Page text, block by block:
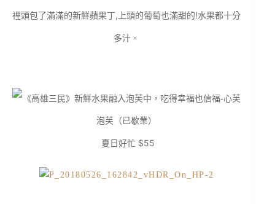
裡頭包了滿滿的新鮮蘋果丁,上頭的葡萄也滿甜的!水果都十分
多汁。
夏日好忙 $55